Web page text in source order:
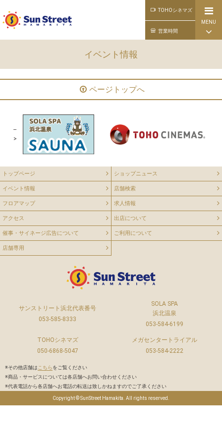
TOHOシネマズ
営業時間
MENU
公式ライン
イベント情報
ページトップへ
--
>
トップページ ショップニュース
イベント情報 店舗検索
フロアマップ 求人情報
アクセス 出店について
催事・サイネージ広告について ご利用について
店舗専用
サンストリート浜北代表番号
053-585-8333
SOLA SPA
浜北温泉
053-584-6199
TOHOシネマズ
050-6868-5047
メガセンタートライアル
053-584-2222
※その他店舗は こちらをご覧ください
※商品・サービスについては各店舗へお問い合わせください
※代表電話から各店舗へお電話の転送は致しかねますのでご了承ください
Copyright © SunStreet Hamakita. All rights reserved.